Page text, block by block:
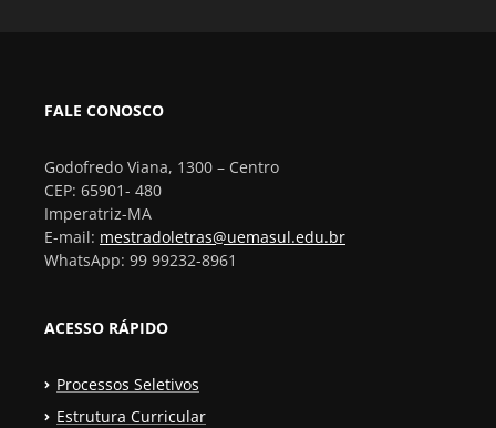
FALE CONOSCO
Godofredo Viana, 1300 – Centro
CEP: 65901- 480
Imperatriz-MA
E-mail: mestradoletras@uemasul.edu.br
WhatsApp: 99 99232-8961
ACESSO RÁPIDO
Processos Seletivos
Estrutura Curricular